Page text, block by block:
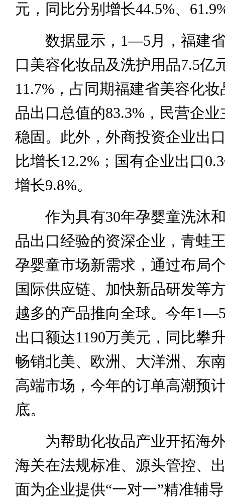
元，同比分别增长44.5%、
数据显示，1—5月，福建省
口美容化妆品及洗护用品7.5亿
11.7%，占同期福建省美容化
品出口总值的83.3%，民营企
稳固。此外，外商投资企业出
比增长12.2%；国有企业出口
增长9.8%。
作为具有30年孕婴童洗沐和
品出口经验的资深企业，青蛙
孕婴童市场新需求，通过布局
国际供应链、加快新品研发等
越多的产品推向全球。今年
出口额达1190万美元，同比攀
畅销北美、欧洲、大洋洲、东
高端市场，今年的订单高潮预
底。
为帮助化妆品产业开拓海外
海关在法规标准、源头管控、
面为企业提供“一对一”精准辅